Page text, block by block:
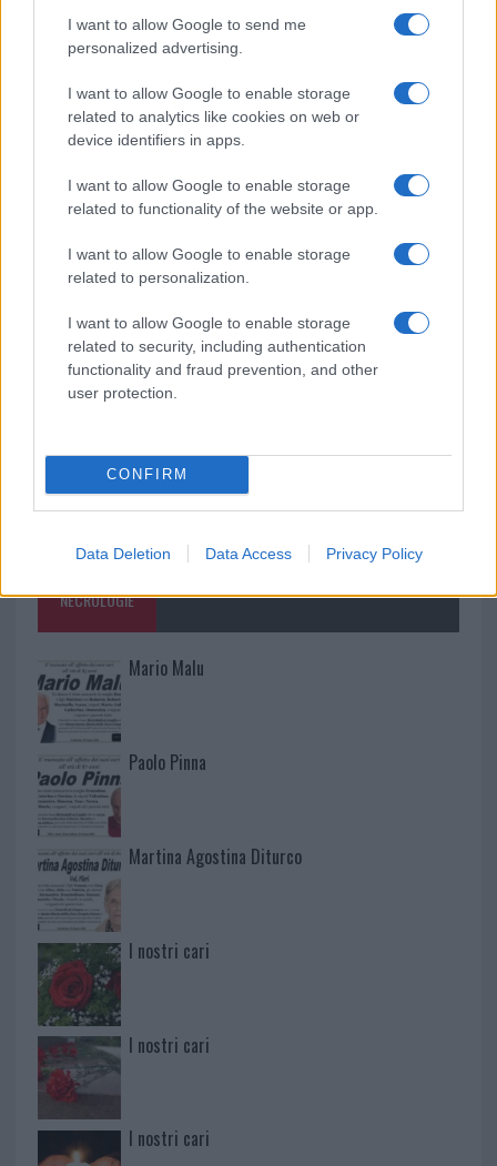
I want to allow Google to send me
personalized advertising.
I want to allow Google to enable storage
related to analytics like cookies on web or
device identifiers in apps.
I want to allow Google to enable storage
related to functionality of the website or app.
I want to allow Google to enable storage
related to personalization.
I want to allow Google to enable storage
related to security, including authentication
functionality and fraud prevention, and other
user protection.
CONFIRM
Data Deletion Data Access Privacy Policy
accoglienza minori chiude
Olbia, divieto di sosta contro spaccio e degrado:
esplode la protesta
Pausa caffè impeccabile: come scegliere la
soluzione ideale per la casa e l’ufficio
Monte Pino, la fine di un lungo dolore: storia e
rinascita della strada che segnò la Gallura
NECROLOGIE
Mario Malu
Paolo Pinna
Martina Agostina Diturco
I nostri cari
I nostri cari
I nostri cari